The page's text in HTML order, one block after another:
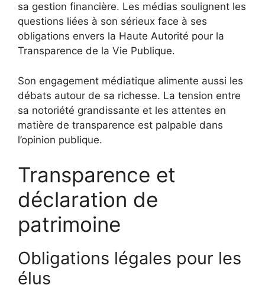
sa gestion financière. Les médias soulignent les
questions liées à son sérieux face à ses
obligations envers la Haute Autorité pour la
Transparence de la Vie Publique.
Son engagement médiatique alimente aussi les
débats autour de sa richesse. La tension entre
sa notoriété grandissante et les attentes en
matière de transparence est palpable dans
l’opinion publique.
Transparence et
déclaration de
patrimoine
Obligations légales pour les
élus